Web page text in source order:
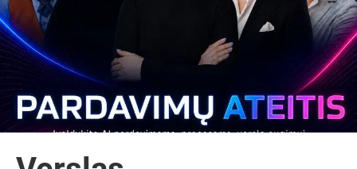
Verslo pradžia 🔊 Klausyk
Crowdfunding E-komercija
Finansavimo priemonės
Investicijos Įžvalgos Komanda